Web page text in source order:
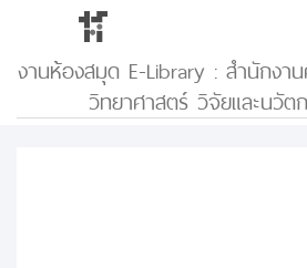
งานห้องสมุด E-Library : สำนักงา
วิทยาศาสตร์ วิจัยและนวัต